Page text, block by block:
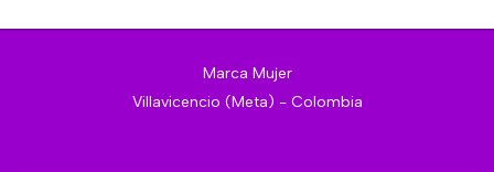
Marca Mujer
Villavicencio (Meta) - Colombia